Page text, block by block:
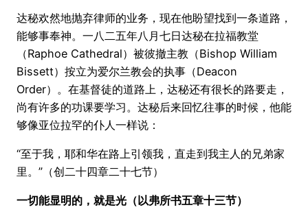
达秘欢然地抛弃律师的业务，现在他盼望找到一条道路，
能够事奉神。一八二五年八月七日达秘在拉福教堂
（Raphoe Cathedral）被彼撤主教（Bishop William
Bissett）按立为爱尔兰教会的执事（Deacon
Order）。在基督徒的道路上，达秘还有很长的路要走，
尚有许多的功课要学习。达秘后来回忆往事的时候，他能
够像亚位拉罕的仆人一样说：
“至于我，耶和华在路上引领我，直走到我主人的兄弟家
里。”（创二十四章二十七节）
一切能显明的，就是光（以弗所书五章十三节）